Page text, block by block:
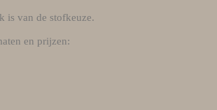
is van de stofkeuze.
en prijzen: